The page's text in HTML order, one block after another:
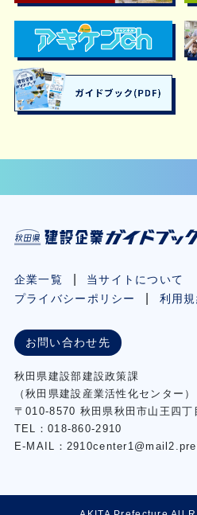
企業一覧
当サイトについて
プライバシーポリシー
利用規
お問い合わせ先
秋⽥県建設部建設政策課
（秋⽥県建設産業活性化センター
〒010-8570 秋田県秋田市⼭王四丁
TEL：018-860-2910
E-MAIL：